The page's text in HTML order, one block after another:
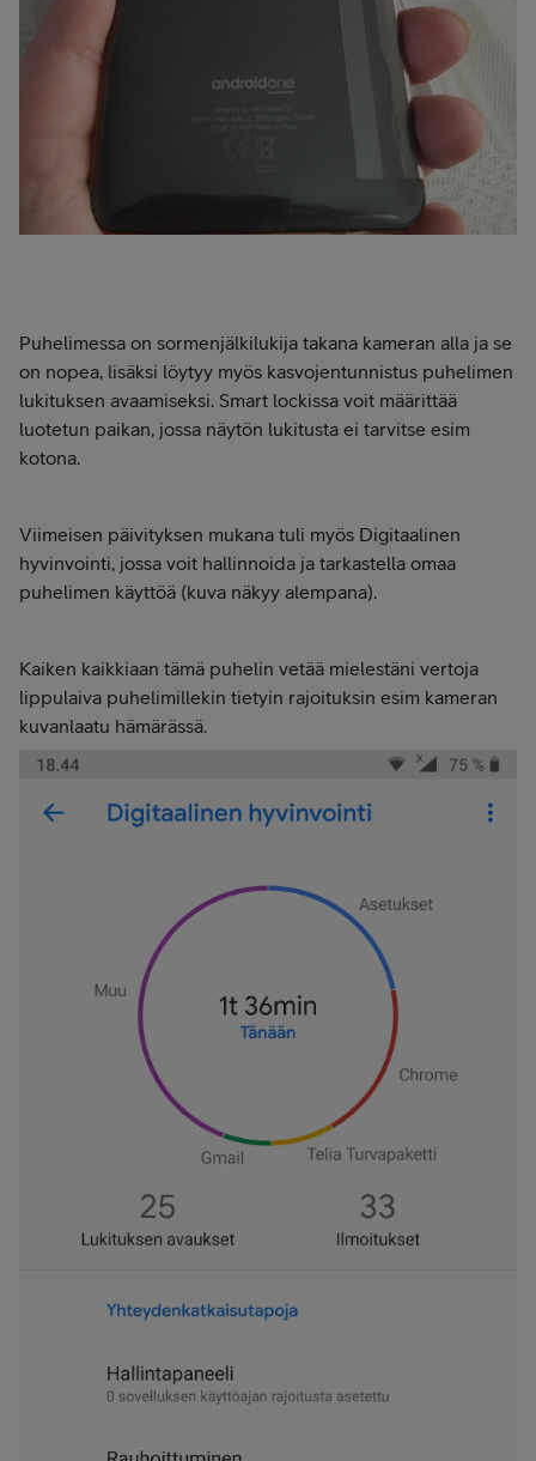
Puhelimessa on sormenjälkilukija takana kameran alla ja se
on nopea, lisäksi löytyy myös kasvojentunnistus puhelimen
lukituksen avaamiseksi. Smart lockissa voit määrittää
luotetun paikan, jossa näytön lukitusta ei tarvitse esim
kotona.
Viimeisen päivityksen mukana tuli myös Digitaalinen
hyvinvointi, jossa voit hallinnoida ja tarkastella omaa
puhelimen käyttöä (kuva näkyy alempana).
Kaiken kaikkiaan tämä puhelin vetää mielestäni vertoja
lippulaiva puhelimillekin tietyin rajoituksin esim kameran
kuvanlaatu hämärässä.